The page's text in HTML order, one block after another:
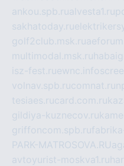
ankou.spb.rualvesta1.ru
sakhatoday.ru
golf2club.msk.ru
multimodal.msk.ru
isz-fest.ruewnc.info
volnav.spb.rucomnat.ru
tesiaes.rucard.com.ru
gildiya-kuznecov.ru
griffoncom.spb.ru
PARK-MATROSOVA.RU
avtoyurist-moskva1.ru